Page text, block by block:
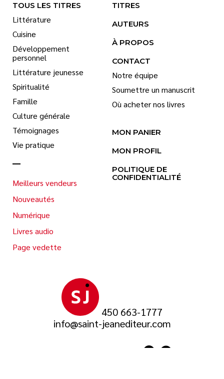
450 663-1777
info@saint-jeanediteur.com
TOUS LES TITRES
Littérature
Cuisine
Développement
personnel
Littérature jeunesse
Spiritualité
Famille
Culture générale
Témoignages
Vie pratique
Meilleurs vendeurs
Nouveautés
Numérique
Livres audio
Page vedette
TITRES
AUTEURS
À PROPOS
CONTACT
Notre équipe
Soumettre un manuscrit
Où acheter nos livres
MON PANIER
MON PROFIL
POLITIQUE DE
CONFIDENTIALITÉ